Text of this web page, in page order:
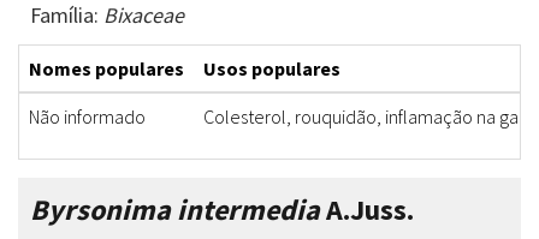
Família: Bixaceae
Nomes populares
Usos populares
Não informado
Colesterol, rouquidão, inflamação na
Byrsonima intermediaA.Juss.